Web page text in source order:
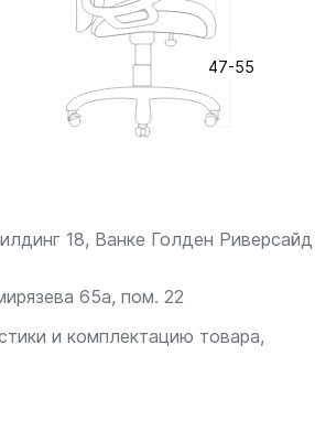
47-55
18, Ванке Голден Риверсайд
65а, пом. 22
и комплектацию товара,